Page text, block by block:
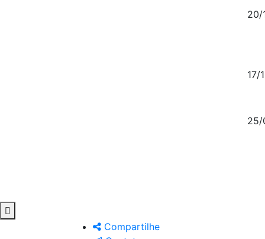
20/
17/
25/
Compartilhe